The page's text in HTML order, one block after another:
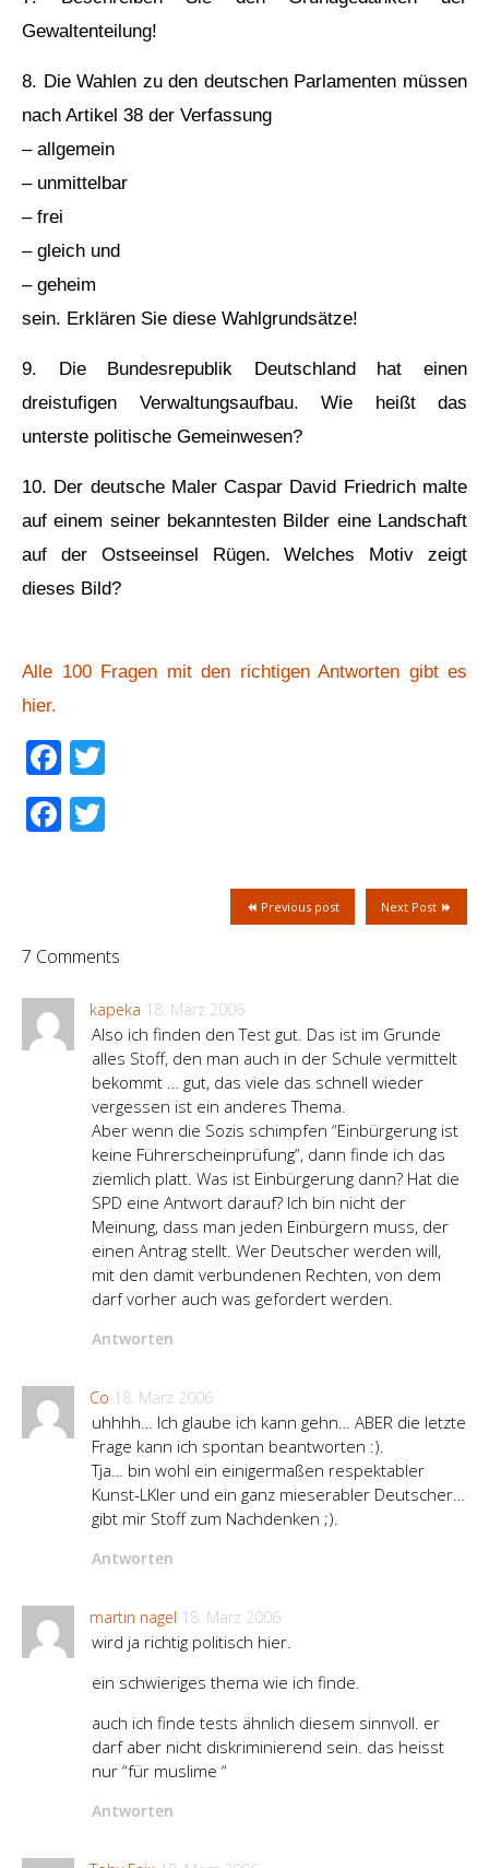
Gewaltenteilung!
8. Die Wahlen zu den deutschen Parlamenten müssen
nach Artikel 38 der Verfassung
– allgemein
– unmittelbar
– frei
– gleich und
– geheim
sein. Erklären Sie diese Wahlgrundsätze!
9. Die Bundesrepublik Deutschland hat einen
dreistufigen Verwaltungsaufbau. Wie heißt das
unterste politische Gemeinwesen?
10. Der deutsche Maler Caspar David Friedrich malte
auf einem seiner bekanntesten Bilder eine Landschaft
auf der Ostseeinsel Rügen. Welches Motiv zeigt
dieses Bild?
Alle 100 Fragen mit den richtigen Antworten gibt es
hier.
Facebook
Facebook
Next Post
Previous post
7 Comments
kapeka 18. März 2006
Also ich finden den Test gut. Das ist im Grunde
alles Stoff, den man auch in der Schule vermittelt
bekommt … gut, das viele das schnell wieder
vergessen ist ein anderes Thema.
Aber wenn die Sozis schimpfen “Einbürgerung ist
keine Führerscheinprüfung”, dann finde ich das
ziemlich platt. Was ist Einbürgerung dann? Hat die
SPD eine Antwort darauf? Ich bin nicht der
Meinung, dass man jeden Einbürgern muss, der
einen Antrag stellt. Wer Deutscher werden will,
mit den damit verbundenen Rechten, von dem
darf vorher auch was gefordert werden.
Antworten
Co 18. März 2006
uhhhh… Ich glaube ich kann gehn… ABER die letzte
Frage kann ich spontan beantworten :).
Tja… bin wohl ein einigermaßen respektabler
Kunst-LKler und ein ganz mieserabler Deutscher…
gibt mir Stoff zum Nachdenken ;).
Antworten
martin nagel 18. März 2006
wird ja richtig politisch hier.
ein schwieriges thema wie ich finde.
auch ich finde tests ähnlich diesem sinnvoll. er
darf aber nicht diskriminierend sein. das heisst
nur “für muslime “
Antworten